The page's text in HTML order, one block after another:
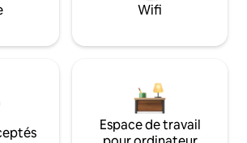
Wifi
Espace de travail